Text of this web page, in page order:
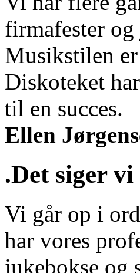
firmafester
Musikstilen
Diskoteket
til en succes.
Ellen
.Det siger vi
Vi går op i
har vores
jukebokse og